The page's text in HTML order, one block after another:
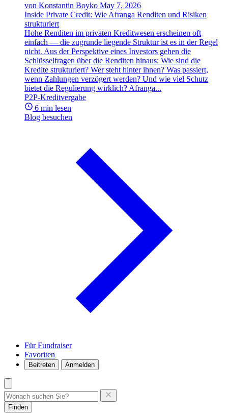
von Konstantin Boyko May 7, 2026
Inside Private Credit: Wie Afranga Renditen und Risiken
strukturiert
Hohe Renditen im privaten Kreditwesen erscheinen oft
einfach — die zugrunde liegende Struktur ist es in der Regel
nicht. Aus der Perspektive eines Investors gehen die
Schlüsselfragen über die Renditen hinaus: Wie sind die
Kredite strukturiert? Wer steht hinter ihnen? Was passiert,
wenn Zahlungen verzögert werden? Und wie viel Schutz
bietet die Regulierung wirklich? Afranga...
P2P-Kreditvergabe
6 min lesen
Blog besuchen
Für Fundraiser
Favoriten
Beitreten Anmelden
Finden